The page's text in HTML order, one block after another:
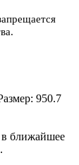
950.7
в ближайшее